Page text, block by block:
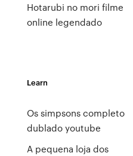
Hotarubi no mori filme
online legendado
Learn
Os simpsons completo
dublado youtube
A pequena loja dos